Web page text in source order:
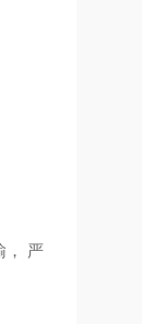
， 严